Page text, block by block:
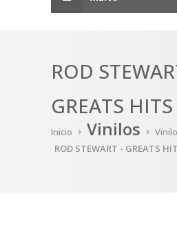
ROD
GREATS HITS
Inicio Vinilos
ROD STEWART - GREATS